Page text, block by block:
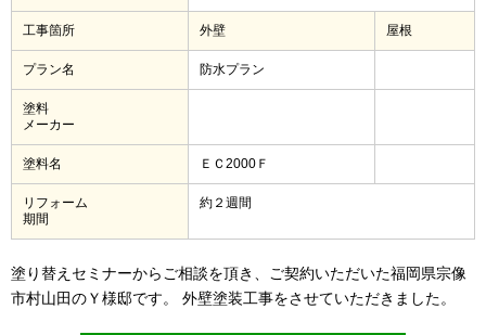
工事箇所 外壁 屋根
プラン名 防水プラン
塗料
メーカー
塗料名 ＥＣ2000Ｆ
リフォーム
期間
約２週間
塗り替えセミナーからご相談を頂き、ご契約いただいた福岡県宗像
市村山田のＹ様邸です。 外壁塗装工事をさせていただきました。